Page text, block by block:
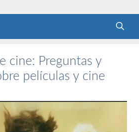
cine: Preguntas y
películas y cine